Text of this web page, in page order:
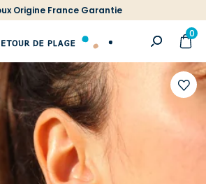
Origine France Garantie
0